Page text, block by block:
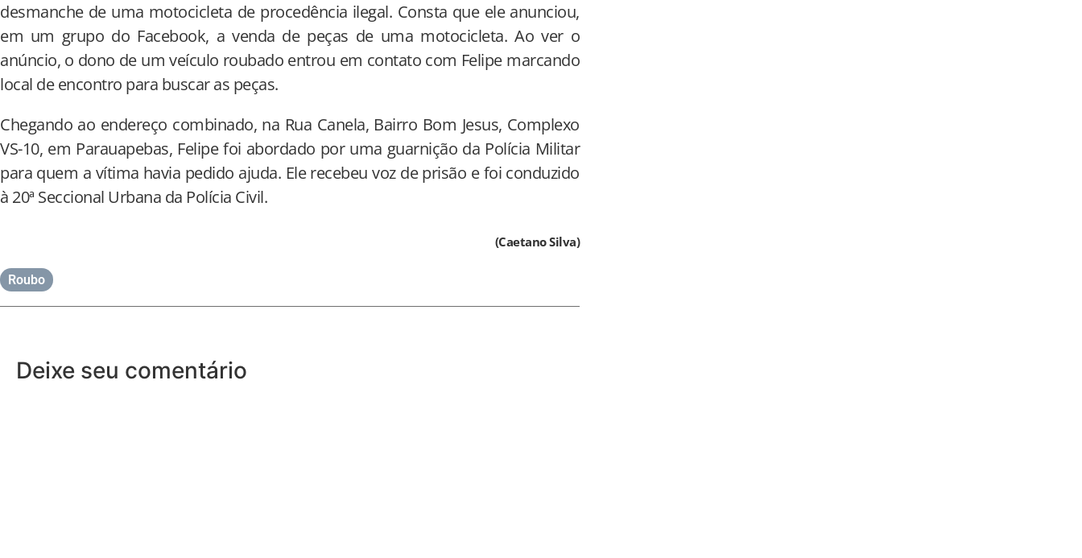
desmanche de uma motocicleta de procedência ilegal. Consta que ele anunciou,
em um grupo do Facebook, a venda de peças de uma motocicleta. Ao ver o
anúncio, o dono de um veículo roubado entrou em contato com Felipe marcando
local de encontro para buscar as peças.
Chegando ao endereço combinado, na Rua Canela, Bairro Bom Jesus, Complexo
VS-10, em Parauapebas, Felipe foi abordado por uma guarnição da Polícia Militar
para quem a vítima havia pedido ajuda. Ele recebeu voz de prisão e foi conduzido
à 20ª Seccional Urbana da Polícia Civil.
(Caetano Silva)
Roubo
Deixe seu comentário